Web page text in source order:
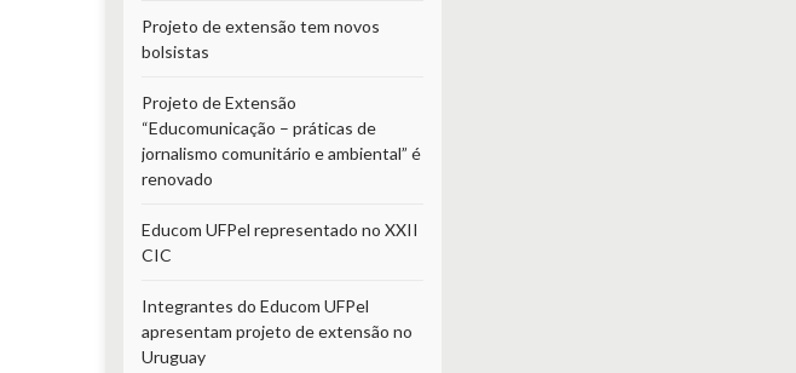
Projeto de extensão tem novos
bolsistas
Projeto de Extensão
“Educomunicação – práticas de
jornalismo comunitário e ambiental” é
renovado
Educom UFPel representado no XXII
CIC
Integrantes do Educom UFPel
apresentam projeto de extensão no
Uruguay